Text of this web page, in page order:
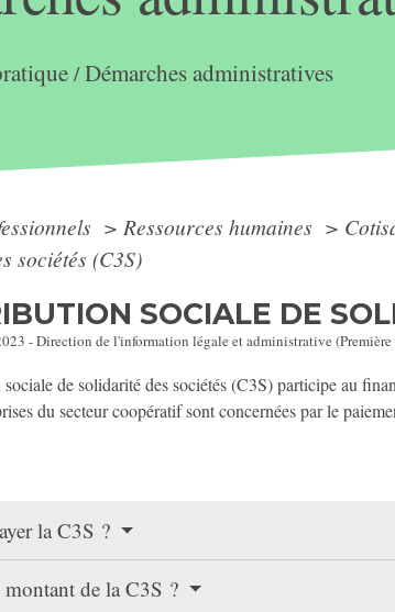
/Démarches administratives
> Ressources humaines >
sociétés (C3S)
SOCIALE DE
- Direction de l'information légale et administrative
de solidarité des sociétés (C3S) participe au
du secteur coopératif sont concernées par le
la C3S ?
montant de la C3S ?